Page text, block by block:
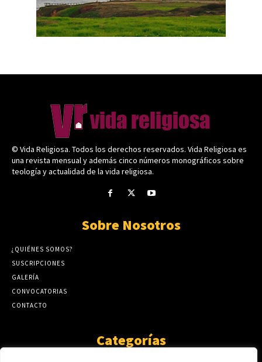
© Vida Religiosa. Todos los derechos reservados. Vida Religiosa es
una revista mensual y además cinco números monográficos sobre
teología y actualidad de la vida religiosa.
Sobre Nosotros
¿QUIÉNES SOMOS?
SUSCRIPCIONES
GALERÍA
CONVOCATORIAS
CONTACTO
Categorías